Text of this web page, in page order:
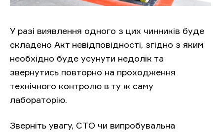
У разі виявлення одного з цих чинників буде
складено Акт невідповідності, згідно з яким
необхідно буде усунути недолік та
звернутись повторно на проходження
технічного контролю в ту ж саму
лабораторію.
Зверніть увагу, СТО чи випробувальна